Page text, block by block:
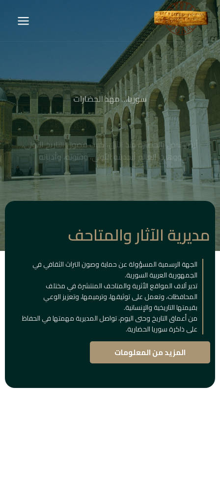
سوريا… مهد الحضارات
أرضٌ تنبض بالحضارة منذ الأزل، كتبت فصول التاريخ الأولى،
ووهبت العالم أبجديته الأولى، وفنونه، وأديانه
مديرية الآثار والمتاحف
الجهة الرسمية المسؤولة عن حماية وصون التراث الثقافي في
الجمهورية العربية السورية.
تدير آلاف المواقع الأثرية والمتاحف المنتشرة في مختلف
المحافظات، وتعمل على توثيقها، وترميمها، وتعزيز الوعي
بقيمتها التاريخية والإنسانية.
من أعماق التاريخ وحتى اليوم، تواصل المديرية مهمتها في الحفاظ
على ذاكرة سوريا الحضارية.
المزيد من المعلومات